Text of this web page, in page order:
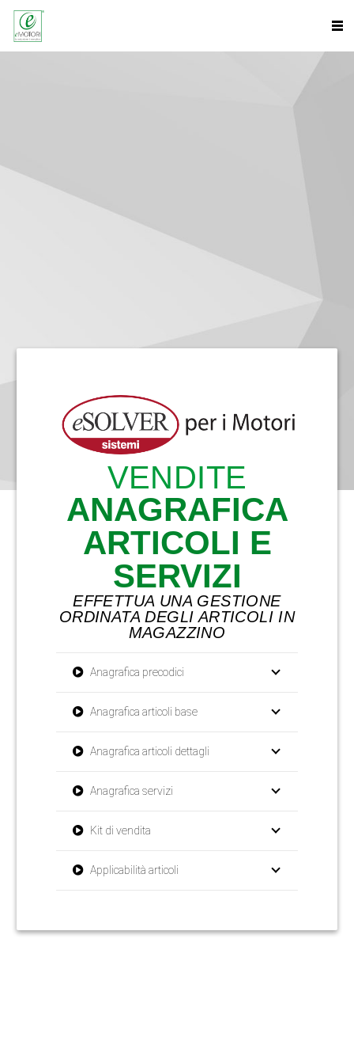
VENDITE
ANAGRAFICA
ARTICOLI E
SERVIZI
EFFETTUA UNA GESTIONE
ORDINATA DEGLI ARTICOLI IN
MAGAZZINO
Anagrafica precodici
Anagrafica articoli base
Anagrafica articoli dettagli
Anagrafica servizi
Kit di vendita
Applicabilità articoli